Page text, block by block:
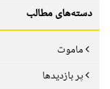
دسته‌های مطالب
ماموت
پر بازدیدها